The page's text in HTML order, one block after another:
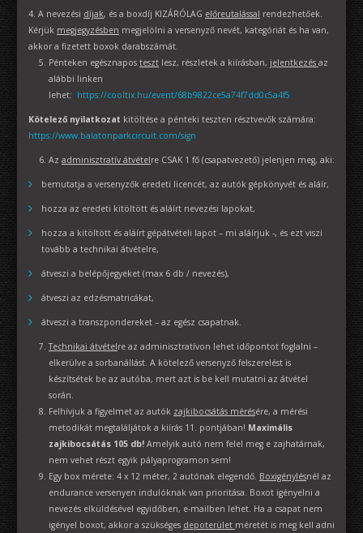
4. A nevezési díjak, és a boxdíj KIZÁRÓLAG előreutalással rendezhetőek.
Kérjük megjegyzésben megjelölni a versenyző nevét, kategóriát és ha van,
akkor a fizetett boxok darabszámát.
Pénteken egésznapos teszt lesz, részletek a kiírásban, jelentkezés az
alábbi linken
lehet: https://cooltix.hu/event/68b9822ce5a74f7dd0c5a4f5
Kötelező nyilatkozat kitöltése a pénteki teszten résztvevők számára:
https://www.balatonparkcircuit.com/sign
Az adminisztratív átvételre CSAK 1 fő (csapatvezető) jelenjen meg, aki:
bemutatja a versenyzők eredeti licencét, az autók gépkönyvét és aláír,
hozza az eredeti kitöltött és aláírt nevezési lapokat,
hozza a kitöltött és aláírt gépátvételi lapot – mi aláírjuk -, és ezt viszi
tovább a technikai átvételre,
átveszi a belépőjegyeket (max 6 db / nevezés),
átveszi az edzésmatricákat,
átveszi a transzpondereket – az egész csapatnak.
Technikai átvételre az adminisztratívon lehet időpontot foglalni –
elkerülve a sorbanállást. A kötelező versenyző felszerelést is
készítsétek be az autóba, mert azt is be kell mutatni az átvétel
során.
Felhívjuk a figyelmet az autók zajkibocsátás mérésére, a mérési
metodikát megtaláljátok a kiírás 11. pontjában! Maximális
zajkibocsátás 105 db! Amelyik autó nem felel meg e zajhatárnak,
nem vehet részt egyik pályaprogramon sem!
Egy box mérete: 4 x 12 méter, 2 autónak elegendő. Boxigénylésnél az
endurance versenyen indulóknak van prioritása. Boxot igényelni a
nevezés elküldésével egyidőben, e-mailben lehet. Ha a csapat nem
igényel boxot, akkor a szükséges depoterület méretét is meg kell adni